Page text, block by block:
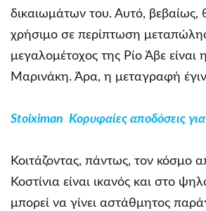
δικαιωμάτων του. Αυτό, βεβαίως,
χρήσιμο σε περίπτωση
μεγαλομέτοχος της Ρίο Άβε είναι
Μαρινάκη. Άρα, η μεταγραφή
Stoiximan Κορυφαίες αποδόσεις
Κοιτάζοντας, πάντως, τον κόσμο
Κοστίνια είναι ικανός και στο
μπορεί να γίνει αστάθμητος